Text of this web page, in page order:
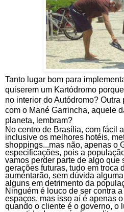
Tanto lugar bom para
quiserem um Kartódromo
no interior do Autódromo?
com o Mané Garrincha, aquele
planeta, lembram?
No centro de Brasília, com fácil
inclusive os melhores hotéis,
shoppings...mas não, apenas o
especificações, pois a
vamos perder parte de algo que
gerações futuras, tudo em troca
aumentarão, sem dúvida
alguns em detrimento da
Ninguém é louco de ser contra
espaços, mas isso aí é apenas
quando o cliente é o governo, o